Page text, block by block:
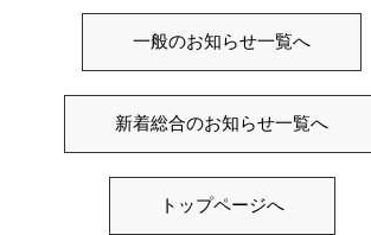
一般のお知らせ一覧へ
新着総合のお知らせ一覧へ
トップページへ